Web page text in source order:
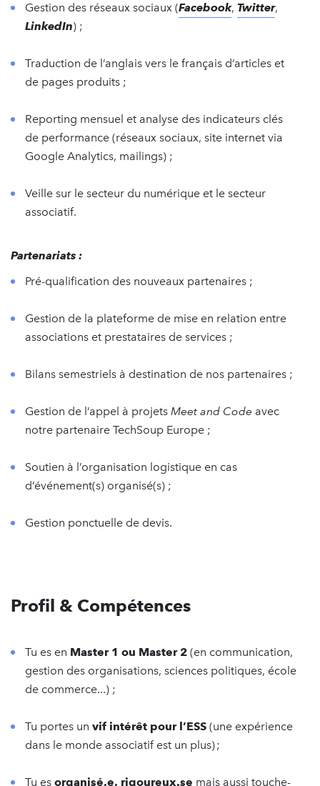
Gestion des réseaux sociaux (Facebook, Twitter,
LinkedIn) ;
Traduction de l’anglais vers le français d’articles et
de pages produits ;
Reporting mensuel et analyse des indicateurs clés
de performance (réseaux sociaux, site internet via
Google Analytics, mailings) ;
Veille sur le secteur du numérique et le secteur
associatif.
Partenariats :
Pré-qualification des nouveaux partenaires ;
Gestion de la plateforme de mise en relation entre
associations et prestataires de services ;
Bilans semestriels à destination de nos partenaires ;
Gestion de l’appel à projets Meet and Code avec
notre partenaire TechSoup Europe ;
Soutien à l’organisation logistique en cas
d’événement(s) organisé(s) ;
Gestion ponctuelle de devis.
Profil & Compétences
Tu es en Master 1 ou Master 2 (en communication,
gestion des organisations, sciences politiques, école
de commerce...) ;
Tu portes un vif intérêt pour l’ESS (une expérience
dans le monde associatif est un plus) ;
Tu es organisé.e, rigoureux.se mais aussi touche-